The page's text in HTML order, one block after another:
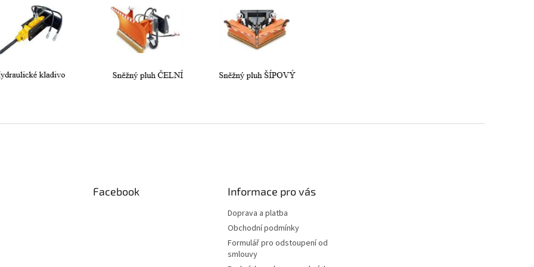
Facebook Informace pro vás
Doprava a platba
Obchodní podmínky
Formulář pro odstoupení od
smlouvy